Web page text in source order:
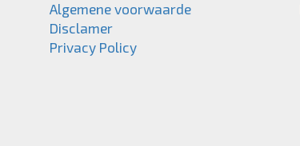
Algemene voorwaarde
Disclamer
Privacy Policy